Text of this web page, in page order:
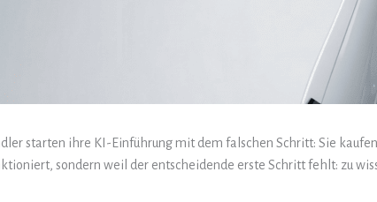
starten ihre KI-Einführung mit dem falschen Schritt: Sie
sondern weil der entscheidende erste Schritt fehlt: zu